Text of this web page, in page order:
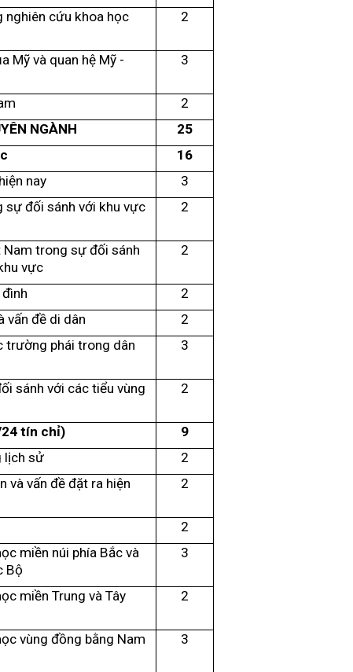
nghiên cứu khoa học
2
Mỹ và quan hệ Mỹ -
3
2
NGÀNH
25
c 1 6
nay
3
sự đối sánh với khu vực
2
Nam trong sự đối sánh
vực
2
2
vấn đề di dân
2
trường phái trong dân
3
sánh với các tiểu vùng
2
tín chỉ)
9
lịch sử
2
và vấn đề đặt ra hiện
2
2
miền núi phía Bắc và
Bộ
3
miền Trung và Tây
2
vùng đồng bằng Nam
3